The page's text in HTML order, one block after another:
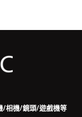
/相機/鏡頭/遊戲機等